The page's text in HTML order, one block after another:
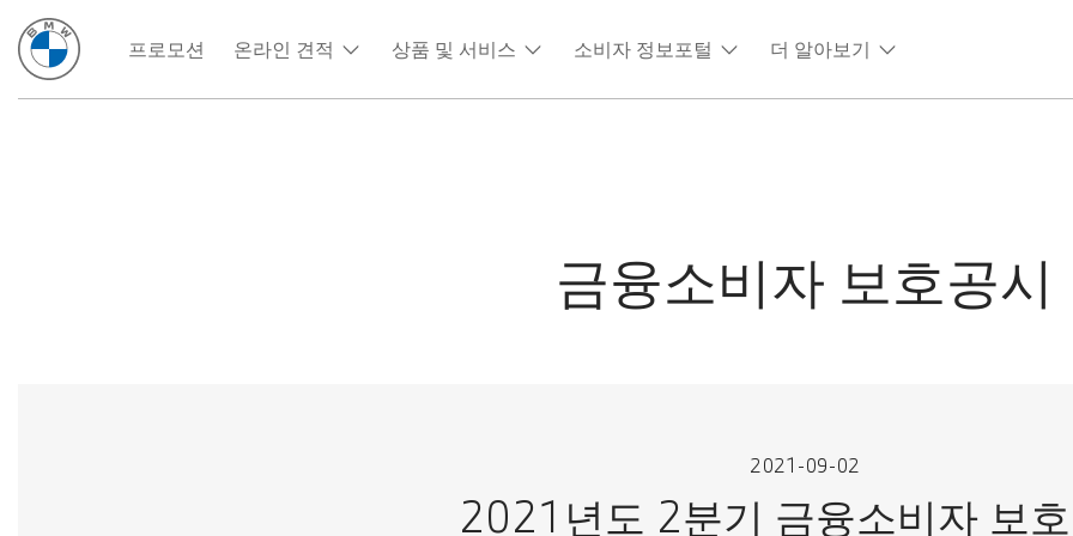
프로모션 온라인 견적 상품 및 서비스 소비자 정보포털 더 알아보기
금융소비자 보호공시
2021-09-02
2021년도 2분기 금융소비자 보